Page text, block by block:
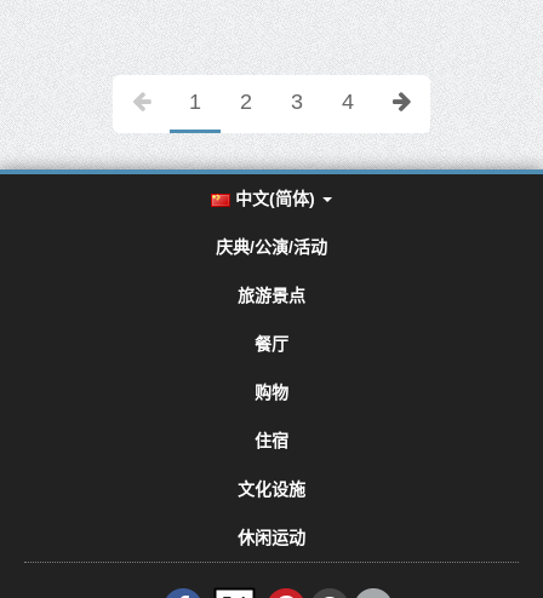
1 2 3 4
中文(简体)
庆典/公演/活动
旅游景点
餐厅
购物
住宿
文化设施
休闲运动